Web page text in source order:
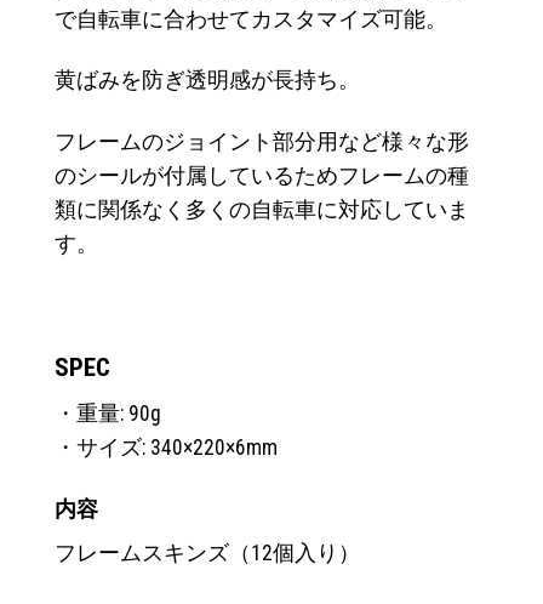
で自転車に合わせてカスタマイズ可能。
黄ばみを防ぎ透明感が長持ち。
フレームのジョイント部分用など様々な形
のシールが付属しているためフレームの種
類に関係なく多くの自転車に対応していま
す。
SPEC
・重量: 90g
・サイズ: 340×220×6mm
内容
フレームスキンズ（12個入り）